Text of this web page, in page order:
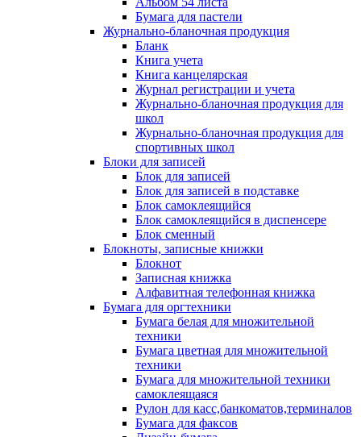
Бумага для пастели
Журнально-бланочная продукция
Бланк
Книга учета
Книга канцелярская
Журнал регистрации и учета
Журнально-бланочная продукция для
школ
Журнально-бланочная продукция для
спортивных школ
Блоки для записей
Блок для записей
Блок для записей в подставке
Блок самоклеящийся
Блок самоклеящийся в диспенсере
Блок сменный
Блокноты, записные книжки
Блокнот
Записная книжка
Алфавитная телефонная книжка
Бумага для оргтехники
Бумага белая для множительной
техники
Бумага цветная для множительной
техники
Бумага для множительной техники
самоклеящаяся
Рулон для касс,банкоматов,терминалов
Бумага для факсов